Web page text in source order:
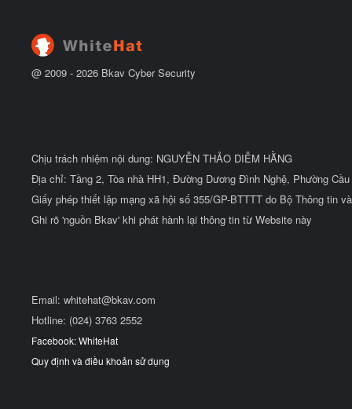
@ 2009 - 2026 Bkav Cyber Security
Chịu trách nhiệm nội dung: NGUYỄN THẢO DIỄM HẰNG
Địa chỉ: Tầng 2, Tòa nhà HH1, Đường Dương Đình Nghệ, Phường
Giấy phép thiết lập mạng xã hội số 355/GP-BTTTT do Bộ Thông tin
Ghi rõ 'nguồn Bkav' khi phát hành lại thông tin từ Website này
Email: whitehat@bkav.com
Hotline: (024) 3763 2552
Facebook: WhiteHat
Quy định và điều khoản sử dụng